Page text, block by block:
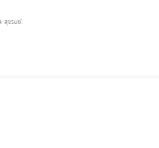
สุขรมย์.